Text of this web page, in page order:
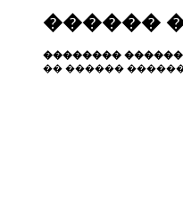
������
��������
�� ������